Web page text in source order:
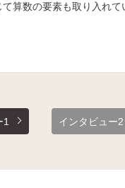
算数の要素も取り入れて
1 インタビュー2